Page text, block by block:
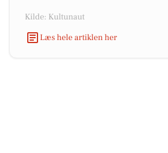
Kilde: Kultunaut
Læs hele artiklen her